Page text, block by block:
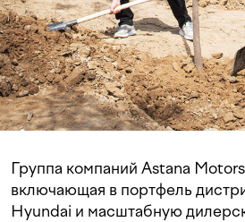
Группа компаний Astana
включающая в портфель
Hyundai и масштабную